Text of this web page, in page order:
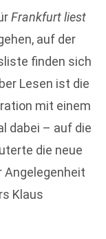
Frankfurt liest
auf der
finden sich
Lesen ist die
mit einem
dabei – auf die
die neue
Angelegenheit
Klaus